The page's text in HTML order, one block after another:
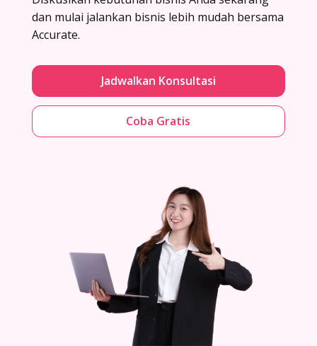
dan mulai jalankan bisnis lebih mudah bersama
Accurate.
Jadwalkan Konsultasi
Coba Gratis